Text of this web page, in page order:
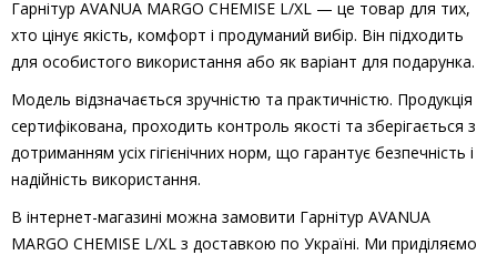
Гарнітур AVANUA MARGO CHEMISE L/XL — це товар для тих,
хто цінує якість, комфорт і продуманий вибір. Він підходить
для особистого використання або як варіант для подарунка.
Модель відзначається зручністю та практичністю. Продукція
сертифікована, проходить контроль якості та зберігається з
дотриманням усіх гігієнічних норм, що гарантує безпечність і
надійність використання.
В інтернет-магазині можна замовити Гарнітур AVANUA
MARGO CHEMISE L/XL з доставкою по Україні. Ми приділяємо